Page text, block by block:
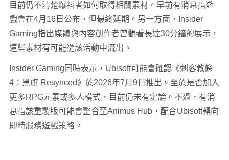
目前仍不清楚爆料者如何取得相關素材。早前有消息指遊
戲會在4月16日公布，但最終延期。另一方面，Insider
Gaming指出媒體與內容創作者曾觀看長達30分鐘的展示，
這些素材有可能從該活動中流出。
Insider Gaming同時表示，Ubisoft可能會確認《刺客教條
4：黑旗 Resynced》於2026年7月9日推出。至於是否加入
更多RPG元素或多人模式，目前仍未有定論。不過，有消
息指該重製版可能會整合至Animus Hub，配合Ubisoft轉向
即時服務遊戲策略。